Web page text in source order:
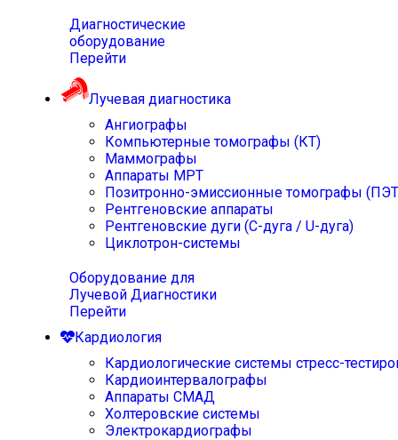
Диагностические
оборудование
Перейти
Лучевая диагностика
Ангиографы
Компьютерные томографы (КТ)
Маммографы
Аппараты МРТ
Позитронно-эмиссионные томографы
Рентгеновские аппараты
Рентгеновские дуги (С-дуга / U-дуга)
Циклотрон-системы
Оборудование для
Лучевой Диагностики
Перейти
Кардиология
Кардиологические системы стресс-
Кардиоинтервалографы
Аппараты СМАД
Холтеровские системы
Электрокардиографы